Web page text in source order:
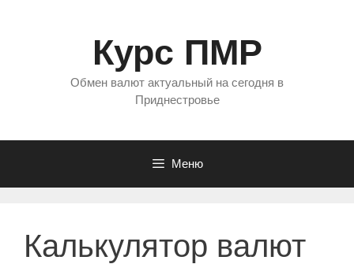
Курс ПМР
Обмен валют актуальный на сегодня в
Приднестровье
Меню
Калькулятор валют